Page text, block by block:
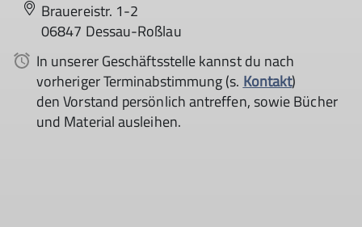
Brauereistr. 1-2
06847 Dessau-Roßlau
In unserer Geschäftsstelle kannst du nach
vorheriger Terminabstimmung (s. Kontakt)
den Vorstand persönlich antreffen, sowie Bücher
und Material ausleihen.